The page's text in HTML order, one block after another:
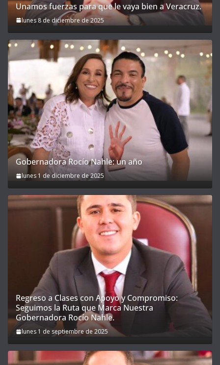
Unamos fuerzas para que le vaya bien a Veracruz.
lunes 8 de diciembre de 2025
Gobernadora Rocío Nahle: un año
lunes 1 de diciembre de 2025
Regreso a Clases con Apoyo y Compromiso:
Seguimos la Ruta que Marca Nuestra
Gobernadora Rocío Nahle.
lunes 1 de septiembre de 2025